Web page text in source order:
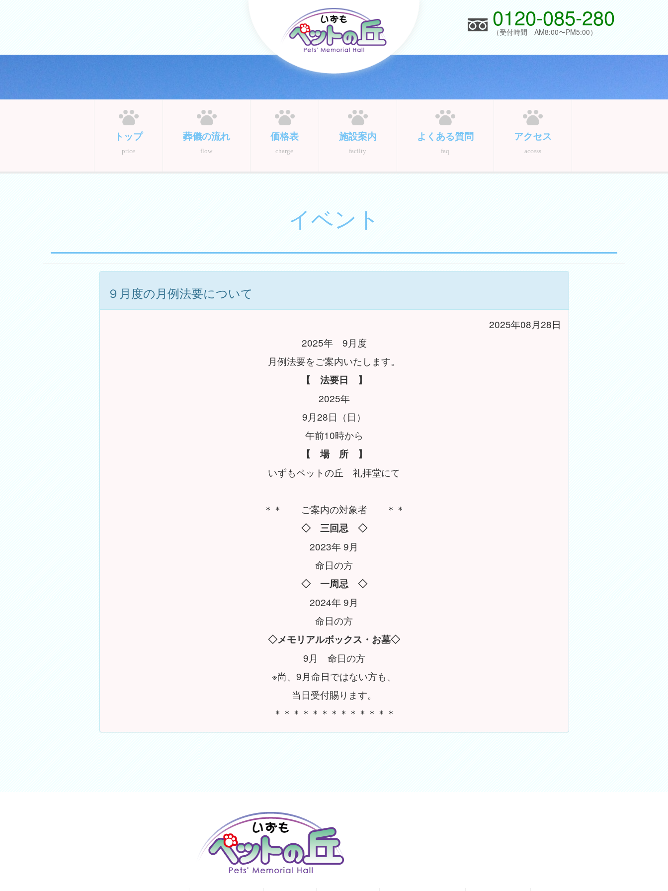
0120-085-280
（受付時間 AM8:00〜PM5:00）
トップ
price
葬儀の流れ
flow
価格表
charge
施設案内
facilty
よくある質問
faq
アクセス
access
イベント
９月度の月例法要について
2025年08月28日
2025年 9月度
月例法要をご案内いたします。
【 法要日 】
2025年
9月28日（日）
午前10時から
【 場 所 】
いずもペットの丘 礼拝堂にて
＊＊ ご案内の対象者 ＊＊
◇ 三回忌 ◇
2023年 9月
命日の方
◇ 一周忌 ◇
2024年 9月
命日の方
◇メモリアルボックス・お墓◇
9月 命日の方
※尚、9月命日ではない方も、
当日受付賜ります。
＊＊＊＊＊＊＊＊＊＊＊＊＊